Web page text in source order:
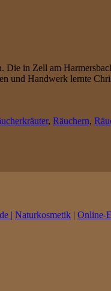
in Zell am
und Handwerk lernte
, Räuchern,
| Naturkosmetik | Online-